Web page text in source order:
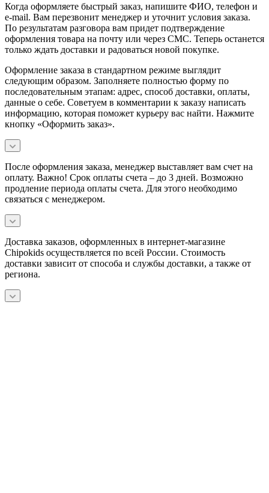
Когда оформляете быстрый заказ, напишите ФИО, телефон и
e-mail. Вам перезвонит менеджер и уточнит условия заказа.
По результатам разговора вам придет подтверждение
оформления товара на почту или через СМС. Теперь останется
только ждать доставки и радоваться новой покупке.
Оформление заказа в стандартном режиме выглядит
следующим образом. Заполняете полностью форму по
последовательным этапам: адрес, способ доставки, оплаты,
данные о себе. Советуем в комментарии к заказу написать
информацию, которая поможет курьеру вас найти. Нажмите
кнопку «Оформить заказ».
После оформления заказа, менеджер выставляет вам счет на
оплату. Важно! Срок оплаты счета – до 3 дней. Возможно
продление периода оплаты счета. Для этого необходимо
связаться с менеджером.
Доставка заказов, оформленных в интернет-магазине
Chipokids осуществляется по всей России. Стоимость
доставки зависит от способа и службы доставки, а также от
региона.